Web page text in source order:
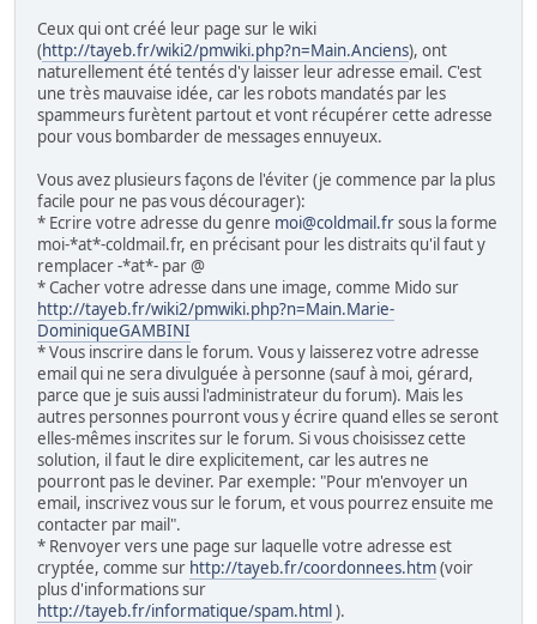
Ceux qui ont créé leur page sur le wiki
(http://tayeb.fr/wiki2/pmwiki.php?n=Main.Anciens), ont
naturellement été tentés d'y laisser leur adresse email. C'est
une très mauvaise idée, car les robots mandatés par les
spammeurs furètent partout et vont récupérer cette adresse
pour vous bombarder de messages ennuyeux.
Vous avez plusieurs façons de l'éviter (je commence par la plus
facile pour ne pas vous décourager):
* Ecrire votre adresse du genre moi@coldmail.frsous la forme
moi-*at*-coldmail.fr, en précisant pour les distraits qu'il faut y
remplacer -*at*- par @
* Cacher votre adresse dans une image, comme Mido sur
http://tayeb.fr/wiki2/pmwiki.php?n=Main.Marie-
DominiqueGAMBINI
* Vous inscrire dans le forum. Vous y laisserez votre adresse
email qui ne sera divulguée à personne (sauf à moi, gérard,
parce que je suis aussi l'administrateur du forum). Mais les
autres personnes pourront vous y écrire quand elles se seront
elles-mêmes inscrites sur le forum. Si vous choisissez cette
solution, il faut le dire explicitement, car les autres ne
pourront pas le deviner. Par exemple: "Pour m'envoyer un
email, inscrivez vous sur le forum, et vous pourrez ensuite me
contacter par mail".
* Renvoyer vers une page sur laquelle votre adresse est
cryptée, comme sur http://tayeb.fr/coordonnees.htm(voir
plus d'informations sur
http://tayeb.fr/informatique/spam.html ).